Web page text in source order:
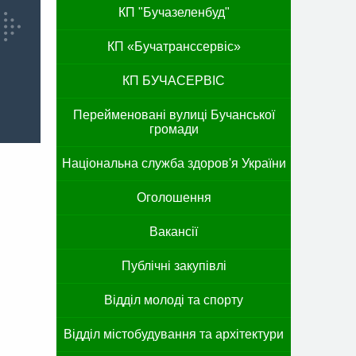
КП "Бучазеленбуд"
КП «Бучатранссервіс»
КП БУЧАСЕРВІС
Перейменовані вулиці Бучанської
громади
Національна служба здоров'я України
Оголошення
Вакансії
Публічні закупівлі
Відділ молоді та спорту
Відділ містобудування та архітектури